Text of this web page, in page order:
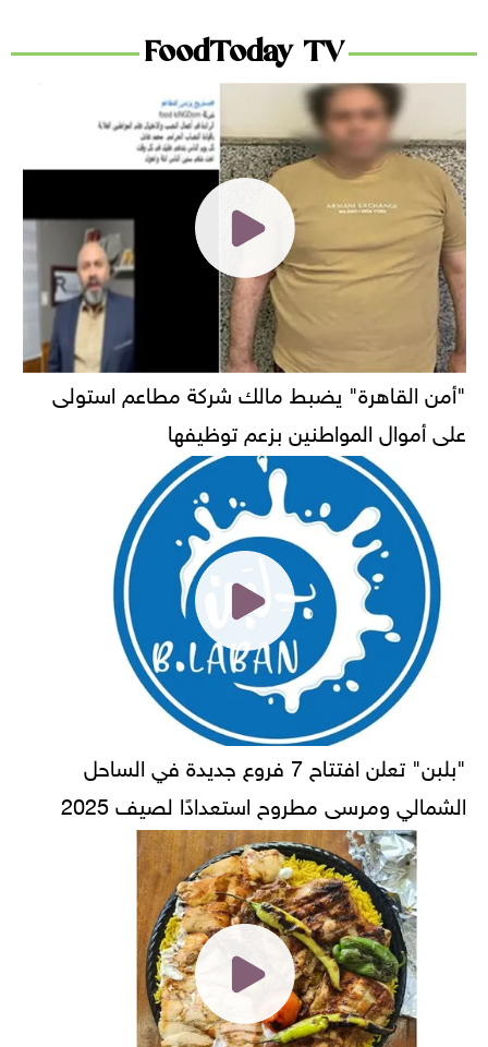
FoodToday TV
"أمن القاهرة" يضبط مالك شركة مطاعم استولى
على أموال المواطنين بزعم توظيفها
"بلبن" تعلن افتتاح 7 فروع جديدة في الساحل
الشمالي ومرسى مطروح استعدادًا لصيف 2025